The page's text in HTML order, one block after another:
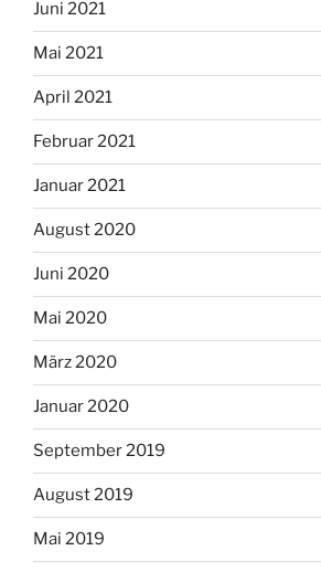
Juni 2021
Mai 2021
April 2021
Februar 2021
Januar 2021
August 2020
Juni 2020
Mai 2020
März 2020
Januar 2020
September 2019
August 2019
Mai 2019